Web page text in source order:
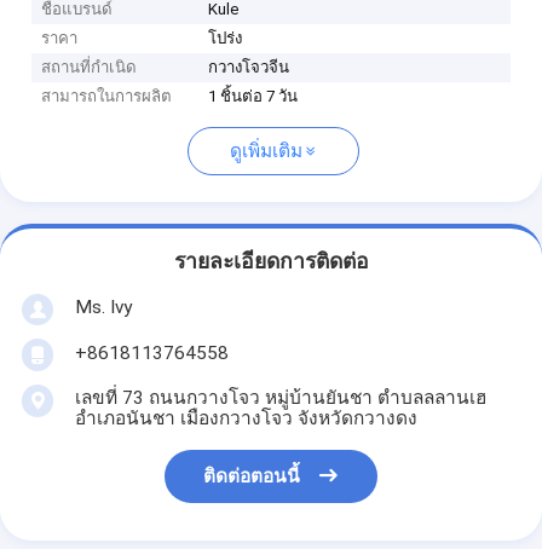
ชื่อแบรนด์
Kule
ราคา
โปร่ง
สถานที่กำเนิด
กวางโจวจีน
สามารถในการผลิต
1 ชิ้นต่อ 7 วัน
ดูเพิ่มเติม
รายละเอียดการติดต่อ
Ms. Ivy
+8618113764558
เลขที่ 73 ถนนกวางโจว หมู่บ้านยันชา ตําบลลลานเฮ
อําเภอนันชา เมืองกวางโจว จังหวัดกวางดง
ติดต่อตอนนี้